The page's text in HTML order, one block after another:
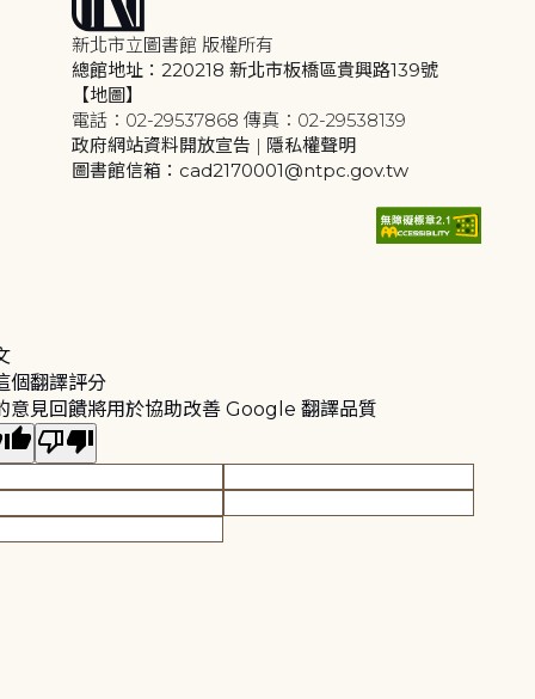
新北市立圖書館 版權所有
總館地址：220218 新北市板橋區貴興路139號
【地圖】
電話：02-29537868 傳真：02-29538139
政府網站資料開放宣告 | 隱私權聲明
圖書館信箱：cad2170001@ntpc.gov.tw
個翻譯評分
意見回饋將用於協助改善 Google 翻譯品質